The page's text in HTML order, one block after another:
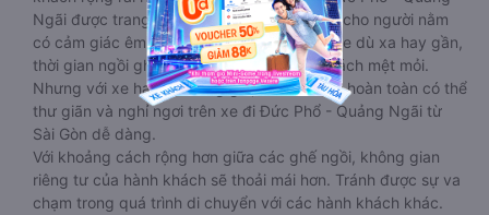
Ngãi được trang bị loại ghế đệm dày khiến cho người nằm
có cảm giác êm ái, thoải mái. Các chuyến xe dù xa hay gần,
thời gian ngồi ghế lâu cũng sẽ làm hành khách mệt mỏi.
Nhưng với xe hạng thương gia, hành khách hoàn toàn có thể
thư giãn và nghỉ ngơi trên xe đi Đức Phổ - Quảng Ngãi từ
Sài Gòn dễ dàng.
Với khoảng cách rộng hơn giữa các ghế ngồi, không gian
riêng tư của hành khách sẽ thoải mái hơn. Tránh được sự va
chạm trong quá trình di chuyển với các hành khách khác.